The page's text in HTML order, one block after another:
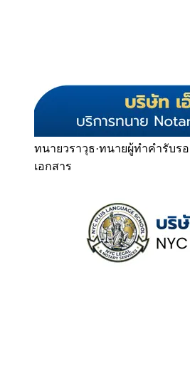
ทนายวราวุธ·ทนายผู้ทำคำรับร
เอกสาร